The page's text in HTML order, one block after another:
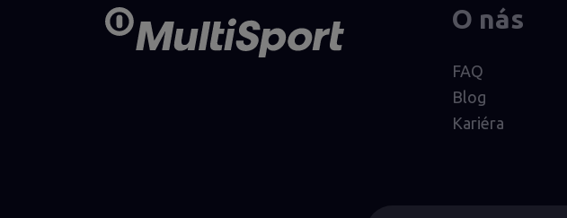
O nás
FAQ
Blog
Kariéra